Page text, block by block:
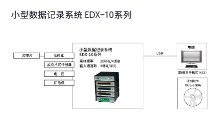
小型数据记录系统 EDX-10系列